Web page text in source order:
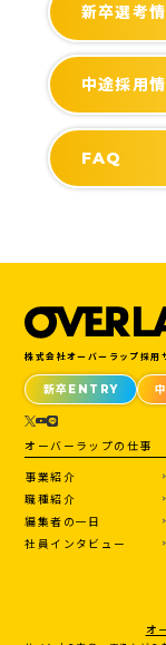
新卒選考
中途採用
FAQ
株式会社オーバーラップ採用
新卒ENTRY
オーバーラップの仕事
事業紹介
職種紹介
編集者の一日
社員インタビュー
オ